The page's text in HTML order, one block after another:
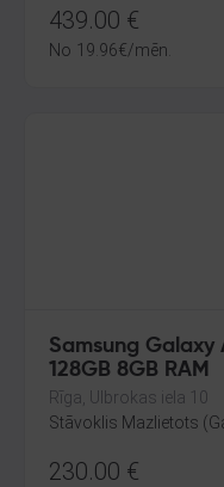
439.00 €
No 19.96€/mēn.
Samsung Galaxy
128GB 8GB RAM
Rīga, Ulbrokas iela 10
Stāvoklis Mazlietots
230.00 €